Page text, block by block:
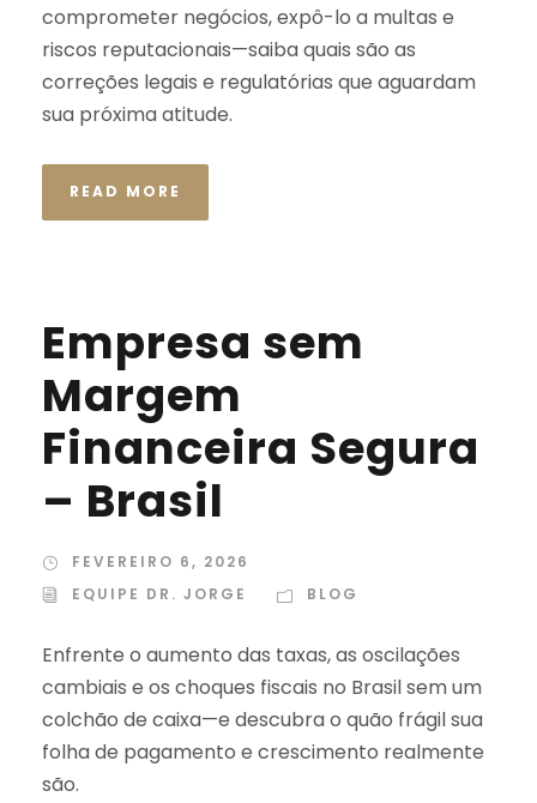
comprometer negócios, expô-lo a multas e
riscos reputacionais—saiba quais são as
correções legais e regulatórias que aguardam
sua próxima atitude.
READ MORE
Empresa sem
Margem
Financeira Segura
– Brasil
FEVEREIRO 6, 2026
EQUIPE DR. JORGE
BLOG
Enfrente o aumento das taxas, as oscilações
cambiais e os choques fiscais no Brasil sem um
colchão de caixa—e descubra o quão frágil sua
folha de pagamento e crescimento realmente
são.